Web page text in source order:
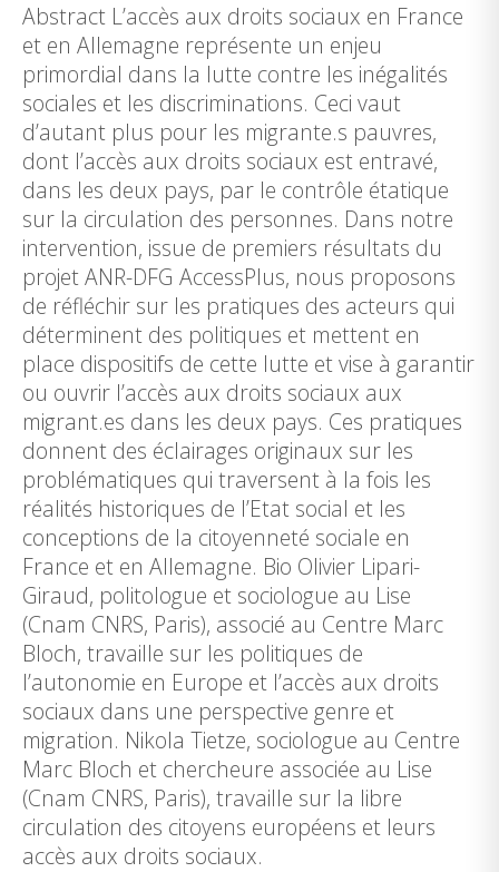
Abstract L’accès aux droits sociaux en France
et en Allemagne représente un enjeu
primordial dans la lutte contre les inégalités
sociales et les discriminations. Ceci vaut
d’autant plus pour les migrante.s pauvres,
dont l’accès aux droits sociaux est entravé,
dans les deux pays, par le contrôle étatique
sur la circulation des personnes. Dans notre
intervention, issue de premiers résultats du
projet ANR-DFG AccessPlus, nous proposons
de réfléchir sur les pratiques des acteurs qui
déterminent des politiques et mettent en
place dispositifs de cette lutte et vise à garantir
ou ouvrir l’accès aux droits sociaux aux
migrant.es dans les deux pays. Ces pratiques
donnent des éclairages originaux sur les
problématiques qui traversent à la fois les
réalités historiques de l’Etat social et les
conceptions de la citoyenneté sociale en
France et en Allemagne. Bio Olivier Lipari-
Giraud, politologue et sociologue au Lise
(Cnam CNRS, Paris), associé au Centre Marc
Bloch, travaille sur les politiques de
l’autonomie en Europe et l’accès aux droits
sociaux dans une perspective genre et
migration. Nikola Tietze, sociologue au Centre
Marc Bloch et chercheure associée au Lise
(Cnam CNRS, Paris), travaille sur la libre
circulation des citoyens européens et leurs
accès aux droits sociaux.